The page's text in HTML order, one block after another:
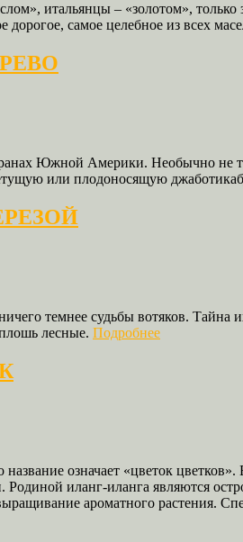
итальянцы – «золотом»,
самое целебное из всех
Южной Америки. Необычно не
или плодоносящую
темнее судьбы вотяков.
лесные. Подробнее
название означает «цветок
Родиной иланг-иланга являются
ароматного растения.